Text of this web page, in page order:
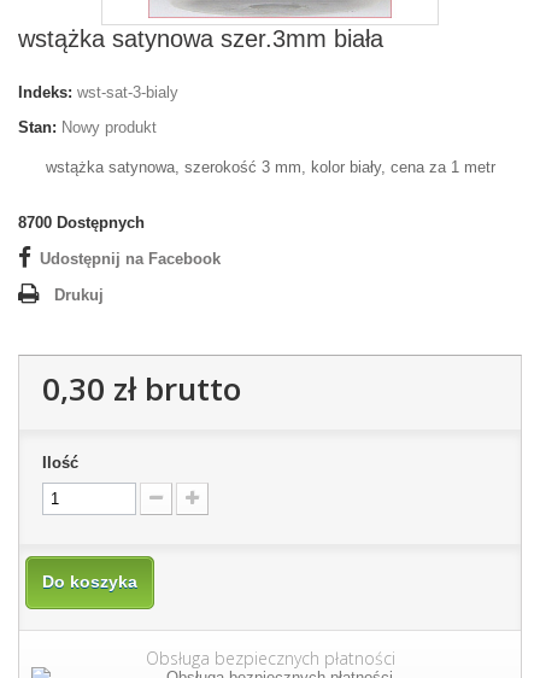
wstążka satynowa szer.3mm biała
Indeks: wst-sat-3-bialy
Stan: Nowy produkt
wstążka satynowa, szerokość 3 mm, kolor biały, cena za 1 metr
8700 Dostępnych
Udostępnij na Facebook
Drukuj
0,30 złbrutto
Ilość
Do koszyka
Obsługa bezpiecznych płatności